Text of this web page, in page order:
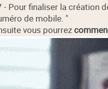
- Pour finaliser la création
de mobile. "
vous pourrez